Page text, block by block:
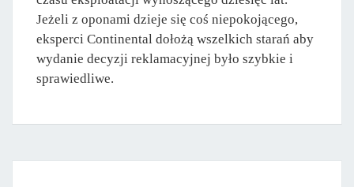
Jeżeli z oponami dzieje się coś niepokojącego,
eksperci Continental dołożą wszelkich starań aby
wydanie decyzji reklamacyjnej było szybkie i
sprawiedliwe.